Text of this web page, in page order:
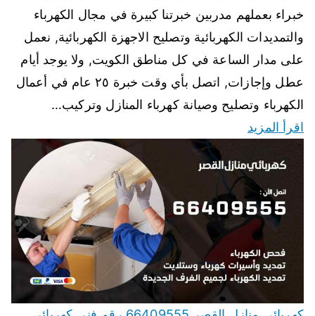
خبراء بعملهم مدربين خبرتنا كبيرة في مجال الكهرباء
والتمديدات الكهربائية وتصليح الاجهزة الكهربائية, نعمل
على مدار الساعة في كل مناطق الكويت, ولا يوجد أيام
عطل وإجازات, اتصل بأي وقت خبرة ٢٥ عام في أعمال
الكهرباء وتصليح وصيانة كهرباء المنازل وتركيب…
اقرأ المزيد